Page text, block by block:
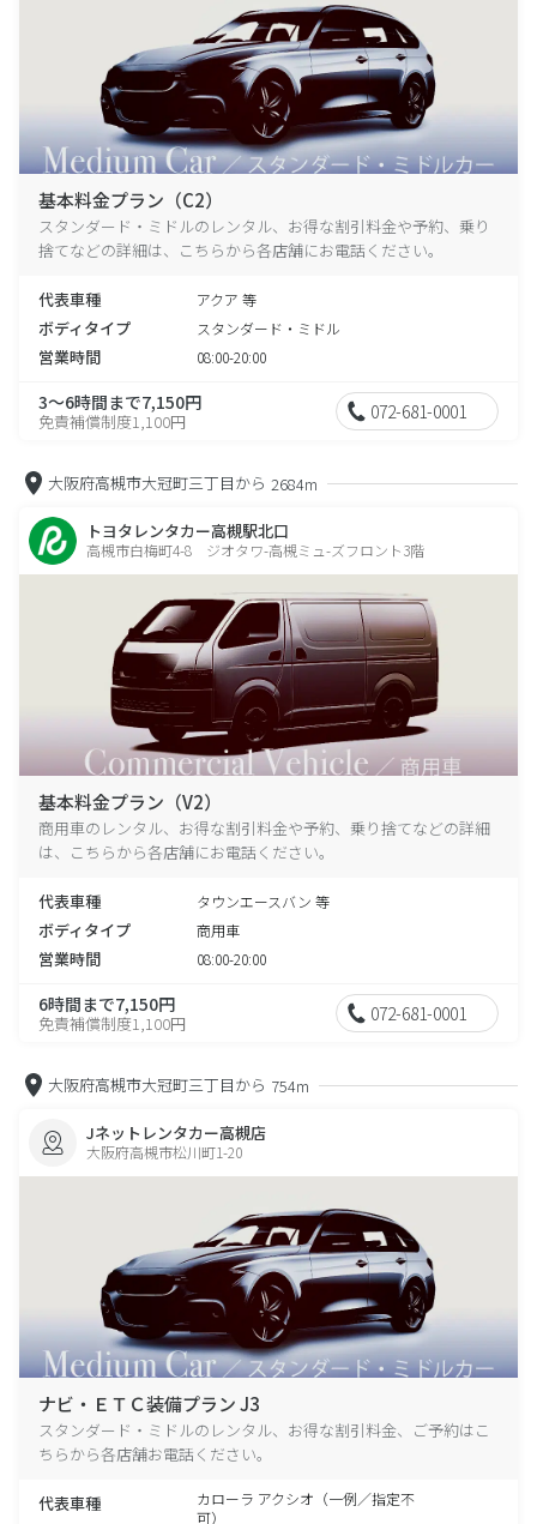
基本料金プラン（C2）
スタンダード・ミドルのレンタル、お得な割引料金や予約、乗り
捨てなどの詳細は、こちらから各店舗にお電話ください。
代表車種 アクア 等
ボディタイプ スタンダード・ミドル
営業時間 08:00-20:00
3～6時間まで7,150円
免責補償制度1,100円 072-681-0001
大阪府高槻市大冠町三丁目から 2684m
トヨタレンタカー高槻駅北口
高槻市白梅町4-8 ジオタワ-高槻ミュ-ズフロント3階
基本料金プラン（V2）
商用車のレンタル、お得な割引料金や予約、乗り捨てなどの詳細
は、こちらから各店舗にお電話ください。
代表車種 タウンエースバン 等
ボディタイプ 商用車
営業時間 08:00-20:00
6時間まで7,150円
免責補償制度1,100円 072-681-0001
大阪府高槻市大冠町三丁目から 754m
Jネットレンタカー高槻店
大阪府高槻市松川町1-20
ナビ・ＥＴＣ装備プラン J3
スタンダード・ミドルのレンタル、お得な割引料金、ご予約はこ
ちらから各店舗お電話ください。
代表車種
カローラ アクシオ（一例／指定不
可）